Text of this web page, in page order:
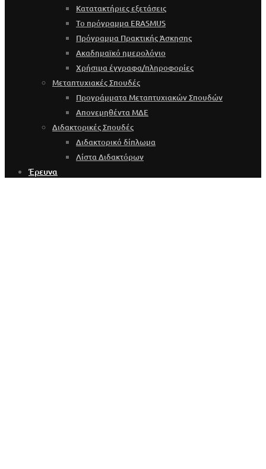
Κατατακτήριες εξετάσεις
Το πρόγραμμα ERASMUS
Πρόγραμμα Πρακτικής Άσκησης
Ακαδημαϊκό ημερολόγιο
Χρήσιμα έγγραφα/πληροφορίες
Μεταπτυχιακές Σπουδές
Προγράμματα Μεταπτυχιακών Σπουδών
Απονεμηθέντα ΜΔΕ
Διδακτορικές Σπουδές
Διδακτορικό δίπλωμα
Λίστα Διδακτόρων
Έρευνα